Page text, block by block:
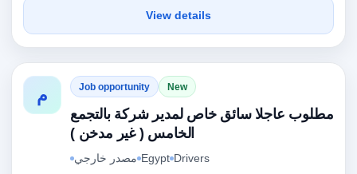
View details
م Job opportunity New
مطلوب عاجلا سائق خاص لمدير شركة بالتجمع
الخامس ( غير مدخن )
مصدر خارجي Egypt Drivers